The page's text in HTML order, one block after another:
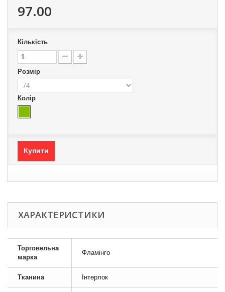
97.00
Кількість
Розмір
Колір
Купити
ХАРАКТЕРИСТИКИ
Торговельна
марка
Фламінго
Тканина Інтерлок